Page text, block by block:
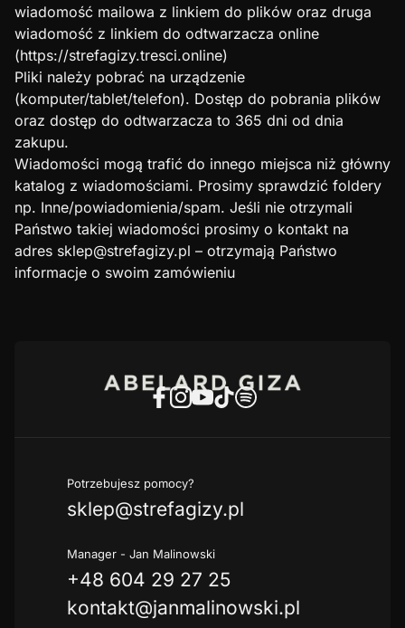
wiadomość mailowa z linkiem do plików oraz druga
wiadomość z linkiem do odtwarzacza online
(https://strefagizy.tresci.online)
Pliki należy pobrać na urządzenie
(komputer/tablet/telefon). Dostęp do pobrania plików
oraz dostęp do odtwarzacza to 365 dni od dnia
zakupu.
Wiadomości mogą trafić do innego miejsca niż główny
katalog z wiadomościami. Prosimy sprawdzić foldery
np. Inne/powiadomienia/spam. Jeśli nie otrzymali
Państwo takiej wiadomości prosimy o kontakt na
adres sklep@strefagizy.pl – otrzymają Państwo
informacje o swoim zamówieniu
Potrzebujesz pomocy?
sklep@strefagizy.pl
Manager - Jan Malinowski
+48 604 29 27 25
kontakt@janmalinowski.pl